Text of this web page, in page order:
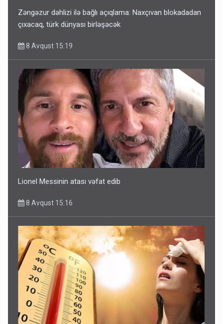
Zəngəzur dəhlizi ilə bağlı açıqlama: Naxçıvan blokadadan
çıxacaq, türk dünyası birləşəcək
8 Avqust 15:19
Lionel Messinin atası vəfat edib
8 Avqust 15:16